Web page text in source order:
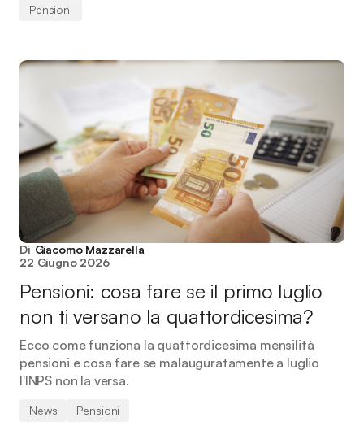
Pensioni
Di Giacomo Mazzarella
22 Giugno 2026
Pensioni: cosa fare se il primo luglio
non ti versano la quattordicesima?
Ecco come funziona la quattordicesima mensilità
pensioni e cosa fare se malauguratamente a luglio
l'INPS non la versa.
News Pensioni